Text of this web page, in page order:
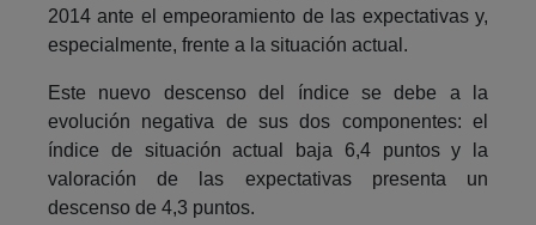
2014 ante el empeoramiento de las expectativas y,
especialmente, frente a la situación actual.
Este nuevo descenso del índice se debe a la
evolución negativa de sus dos componentes: el
índice de situación actual baja 6,4 puntos y la
valoración de las expectativas presenta un
descenso de 4,3 puntos.